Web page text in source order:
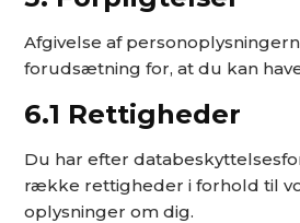
Afgivelse af
forudsætning for, at du kan
6.1 Rettigheder
Du har efter
række rettigheder i forhold til
oplysninger om dig.